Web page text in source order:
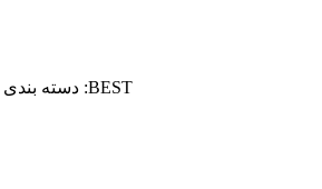
دسته بندی : هویه برند :BEST